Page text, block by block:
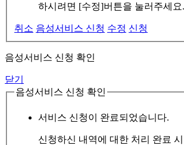
하시려면 [수정]버튼을 눌러주세요.
취소 음성서비스 신청 수정 신청
음성서비스 신청 확인
닫기
음성서비스 신청 확인
서비스 신청이 완료되었습니다.
신청하신 내역에 대한 처리 완료